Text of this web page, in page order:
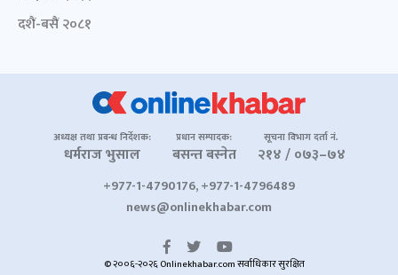
दशैं-बसैं २०८१
अध्यक्ष तथा प्रबन्ध निर्देशक:
धर्मराज भुसाल
प्रधान सम्पादक:
बसन्त बस्नेत
सूचना विभाग दर्ता नं.
२१४ / ०७३–७४
+977-1-4790176, +977-1-4796489
news@onlinekhabar.com
© २००६-२०२६ Onlinekhabar.com सर्वाधिकार सुरक्षित